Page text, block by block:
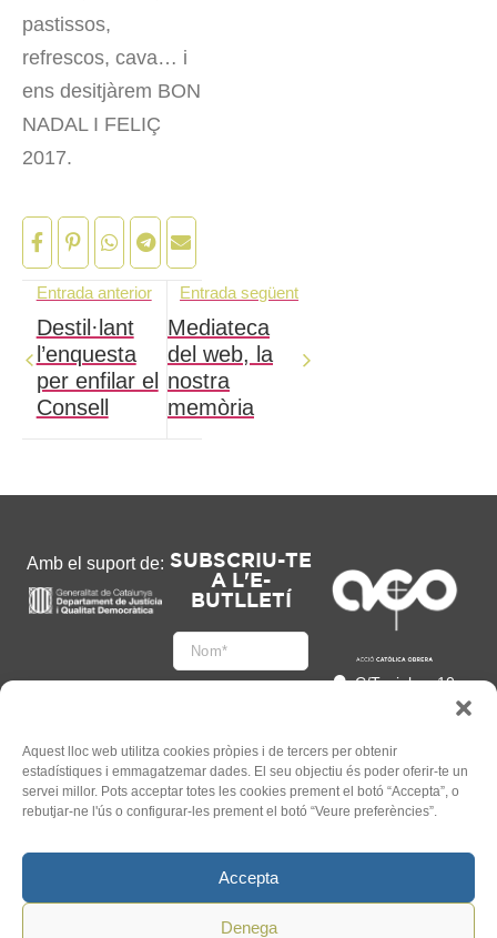
Aquest lloc web utilitza cookies pròpies i de tercers per obtenir
estadístiques i emmagatzemar dades. El seu objectiu és poder oferir-te un
servei millor. Pots acceptar totes les cookies prement el botó “Accepta”, o
rebutjar-ne l'ús o configurar-les prement el botó “Veure preferències”.
Accepta
Denega
pastissos,
refrescos, cava… i
ens desitjàrem BON
NADAL I FELIÇ
2017.
Entrada anterior
Destil·lant
l’enquesta
per enfilar el
Consell
Entrada següent
Mediateca
del web, la
nostra
memòria
Amb el suport de: SUBSCRIU-TE
A L'E-
BUTLLETÍ
Accepto
l'Informació legal
C/Tapioles, 10
93 505 86 86
hola@acocat.org